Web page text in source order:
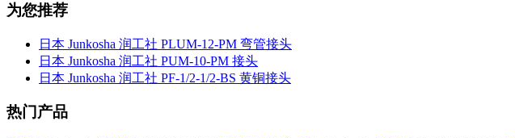
为您推荐
日本 Junkosha 润工社 PLUM-12-PM 弯管接头
日本 Junkosha 润工社 PUM-10-PM 接头
日本 Junkosha 润工社 PF-1/2-1/2-BS 黄铜接头
热门产品